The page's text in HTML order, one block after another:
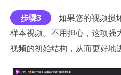
步骤3
如果您的视频损
样本视频。不用担心，这项强
视频的初始结构，从而更好地